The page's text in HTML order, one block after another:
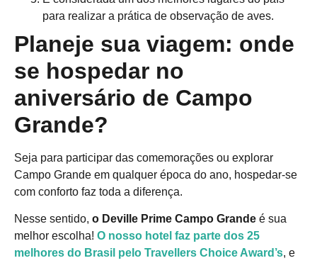
para realizar a prática de observação de aves.
Planeje sua viagem: onde
se hospedar no
aniversário de Campo
Grande?
Seja para participar das comemorações ou explorar
Campo Grande em qualquer época do ano, hospedar-se
com conforto faz toda a diferença.
Nesse sentido, o Deville Prime Campo Grande é sua
melhor escolha! O nosso hotel faz parte dos 25
melhores do Brasil pelo Travellers Choice Award’s, e